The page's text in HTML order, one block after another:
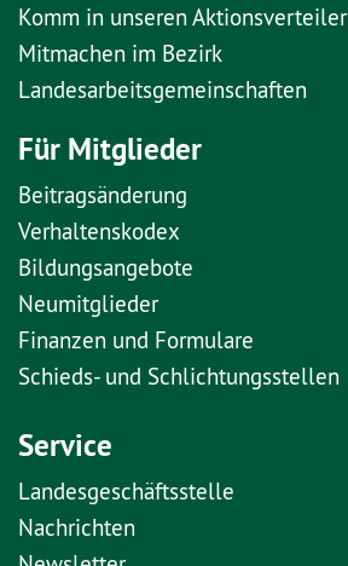
Komm in unseren Aktionsverteiler
Mitmachen im Bezirk
Landesarbeitsgemeinschaften
Für Mitglieder
Beitragsänderung
Verhaltenskodex
Bildungsangebote
Neumitglieder
Finanzen und Formulare
Schieds- und Schlichtungsstellen
Service
Landesgeschäftsstelle
Nachrichten